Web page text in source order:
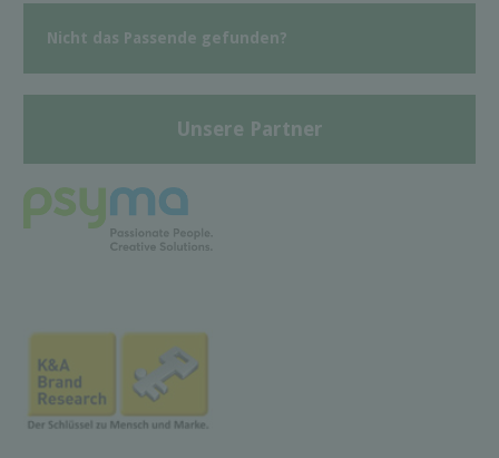
Nicht das Passende gefunden?
Unsere Partner